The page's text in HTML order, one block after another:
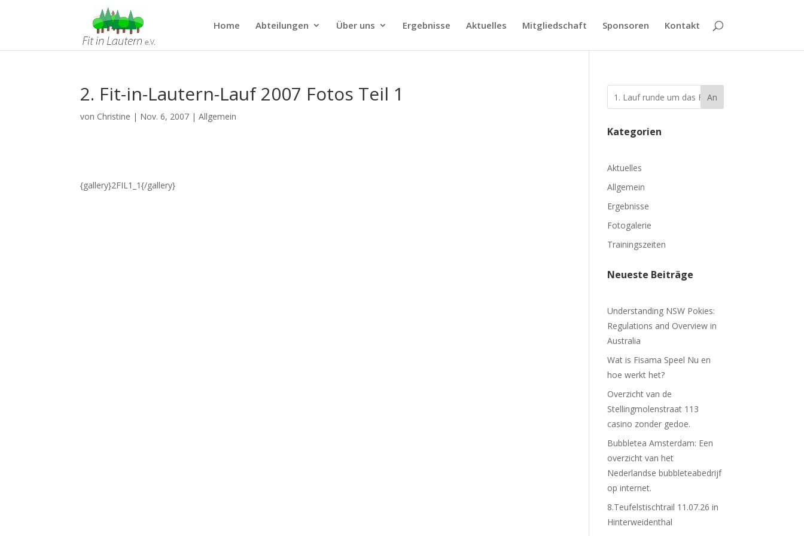
Home Abteilungen Über uns Ergebnisse Aktuelles Mitgliedschaft Sponsoren Kontakt
2. Fit-in-Lautern-Lauf 2007 Fotos Teil 1
von Christine | Nov. 6, 2007 |Allgemein
{gallery}2FIL1_1{/gallery}
An
Kategorien
Aktuelles
Allgemein
Ergebnisse
Fotogalerie
Trainingszeiten
Neueste Beiträge
Understanding NSW Pokies:
Regulations and Overview in
Australia
Wat is Fisama Speel Nu en
hoe werkt het?
Overzicht van de
Stellingmolenstraat 113
casino zonder gedoe.
Bubbletea Amsterdam: Een
overzicht van het
Nederlandse bubbleteabedrijf
op internet.
8.Teufelstischtrail 11.07.26 in
Hinterweidenthal